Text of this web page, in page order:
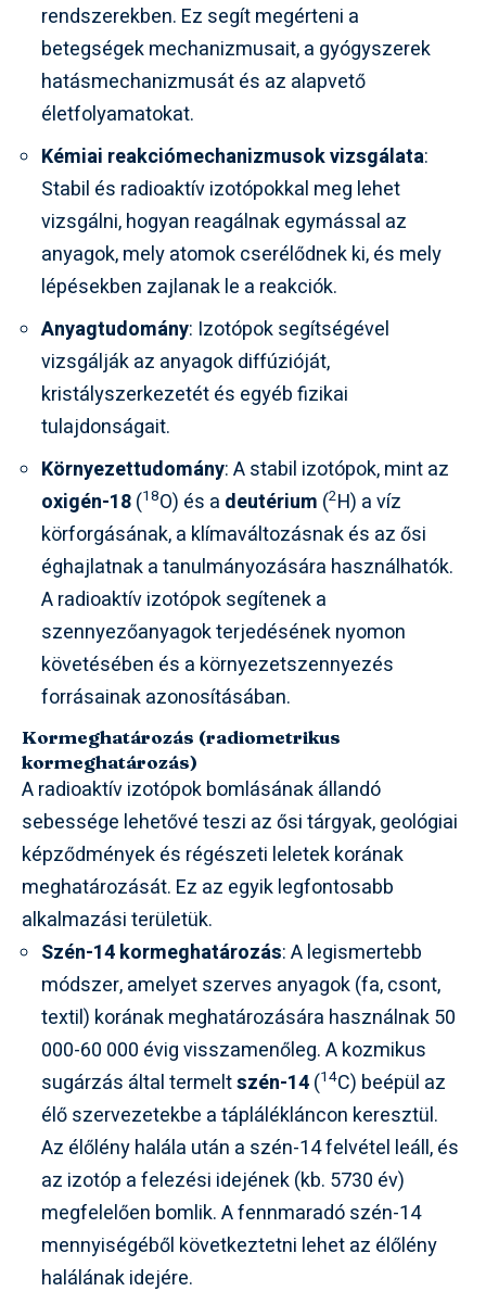
rendszerekben. Ez segít megérteni a
betegségek mechanizmusait, a gyógyszerek
hatásmechanizmusát és az alapvető
életfolyamatokat.
Kémiai reakciómechanizmusok vizsgálata:
Stabil és radioaktív izotópokkal meg lehet
vizsgálni, hogyan reagálnak egymással az
anyagok, mely atomok cserélődnek ki, és mely
lépésekben zajlanak le a reakciók.
Anyagtudomány: Izotópok segítségével
vizsgálják az anyagok diffúzióját,
kristályszerkezetét és egyéb fizikai
tulajdonságait.
Környezettudomány: A stabil izotópok, mint az
oxigén-18(18O) és a deutérium (2H) a víz
körforgásának, a klímaváltozásnak és az ősi
éghajlatnak a tanulmányozására használhatók.
A radioaktív izotópok segítenek a
szennyezőanyagok terjedésének nyomon
követésében és a környezetszennyezés
forrásainak azonosításában.
Kormeghatározás (radiometrikus
kormeghatározás)
A radioaktív izotópok bomlásának állandó
sebessége lehetővé teszi az ősi tárgyak, geológiai
képződmények és régészeti leletek korának
meghatározását. Ez az egyik legfontosabb
alkalmazási területük.
Szén-14 kormeghatározás: A legismertebb
módszer, amelyet szerves anyagok (fa, csont,
textil) korának meghatározására használnak 50
000-60 000 évig visszamenőleg. A kozmikus
sugárzás által termeltszén-14(14C) beépül az
élő szervezetekbe a táplálékláncon keresztül.
Az élőlény halála után a szén-14 felvétel leáll, és
az izotóp a felezési idejének (kb. 5730 év)
megfelelően bomlik. A fennmaradó szén-14
mennyiségéből következtetni lehet az élőlény
halálának idejére.